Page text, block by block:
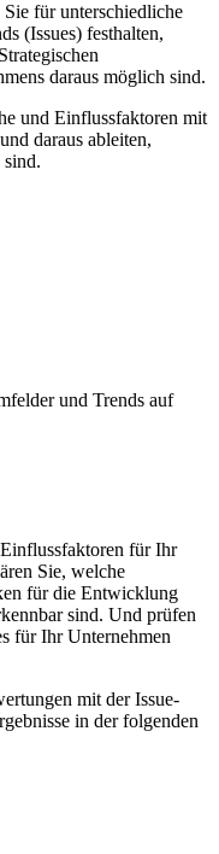
für unterschiedliche
(Issues) festhalten,
daraus möglich sind.
und Einflussfaktoren mit
daraus ableiten,
sind.
und Trends auf
für Ihr
Sie, welche
für die Entwicklung
sind. Und prüfen
für Ihr Unternehmen
mit der Issue-
in der folgenden